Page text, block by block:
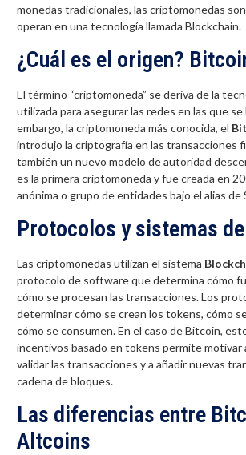
monedas tradicionales, las criptomonedas
operan en una tecnología llamada Blockchain.
¿Cuál es el origen?
El término “criptomoneda” se deriva de la
utilizada para asegurar las redes en las que se
embargo, la criptomoneda más conocida, el
introdujo la criptografía en las transacciones
también un nuevo modelo de autoridad
es la primera criptomoneda y fue creada en
anónima o grupo de entidades bajo el alias de
Protocolos y sistemas
Las criptomonedas utilizan el sistema
protocolo de software que determina cómo
cómo se procesan las transacciones. Los
determinar cómo se crean los tokens, cómo
cómo se consumen. En el caso de Bitcoin,
incentivos basado en tokens permite motivar
validar las transacciones y a añadir nuevas
cadena de bloques.
Las diferencias entre
Altcoins